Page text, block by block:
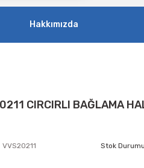
Hakkımızda
CIRCIRLI BAĞLAMA
VVS20211 Stok Durumu